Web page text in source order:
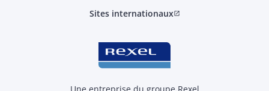
Sites internationauxopen_in_new